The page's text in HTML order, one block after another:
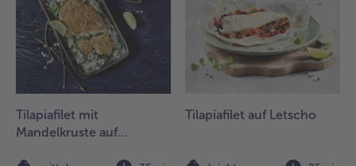
Tilapiafilet mit
Mandelkruste auf
Tilapiafilet auf Letscho